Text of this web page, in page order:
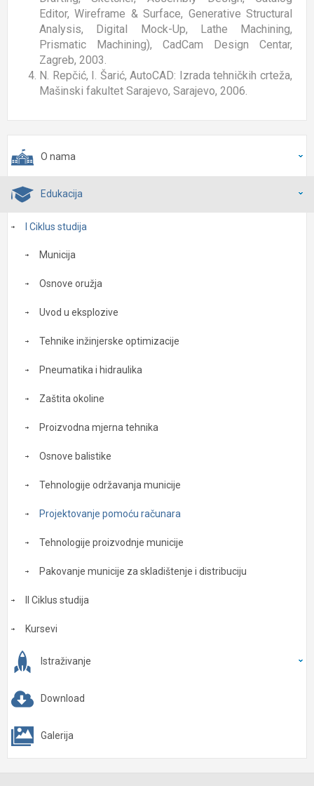
Editor, Wireframe & Surface, Generative Structural
Analysis, Digital Mock-Up, Lathe Machining,
Prismatic Machining), CadCam Design Centar,
Zagreb, 2003.
N. Repčić, I. Šarić, AutoCAD: Izrada tehničkih crteža,
Mašinski fakultet Sarajevo, Sarajevo, 2006.
O nama
Edukacija
I Ciklus studija
Municija
Osnove oružja
Uvod u eksplozive
Tehnike inžinjerske optimizacije
Pneumatika i hidraulika
Zaštita okoline
Proizvodna mjerna tehnika
Osnove balistike
Tehnologije održavanja municije
Projektovanje pomoću računara
Tehnologije proizvodnje municije
Pakovanje municije za skladištenje i distribuciju
II Ciklus studija
Kursevi
Istraživanje
Download
Galerija